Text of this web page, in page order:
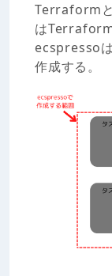
Terraform
はTerraform
ecspresso
作成する。